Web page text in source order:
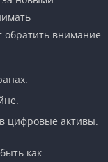
внимание
цифровые активы.
как